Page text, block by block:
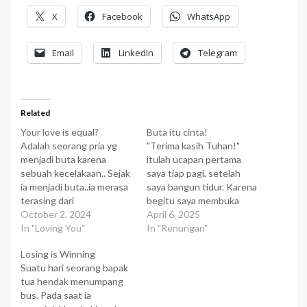
X Facebook WhatsApp
Email LinkedIn Telegram
Related
Your love is equal?
Adalah seorang pria yg
menjadi buta karena
sebuah kecelakaan.. Sejak
ia menjadi buta..ia merasa
terasing dari
lingkungannya. . Ia merasa
tidak ada seorang pun yg
menyayanginya. . Hingga
kemudian hadirlah
seorang gadis dalam
hidupnya..Gadis itu
October 2, 2024
In "Loving You"
Buta itu cinta!
"Terima kasih Tuhan!"
itulah ucapan pertama
saya tiap pagi, setelah
saya bangun tidur. Karena
begitu saya membuka
mata saya tiap hari, saya
bisa melihat betapa
April 6, 2025
In "Renungan"
Losing is Winning
Suatu hari seorang bapak
tua hendak menumpang
bus. Pada saat ia